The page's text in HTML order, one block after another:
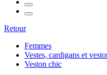
Retour
Femmes
Vestes, cardigans et
Veston chic